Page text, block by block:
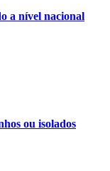
a nível nacional
ou isolados